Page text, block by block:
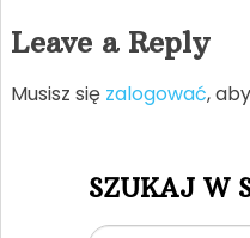
Leave a Reply
Musisz się zalogować,
SZUKAJ W